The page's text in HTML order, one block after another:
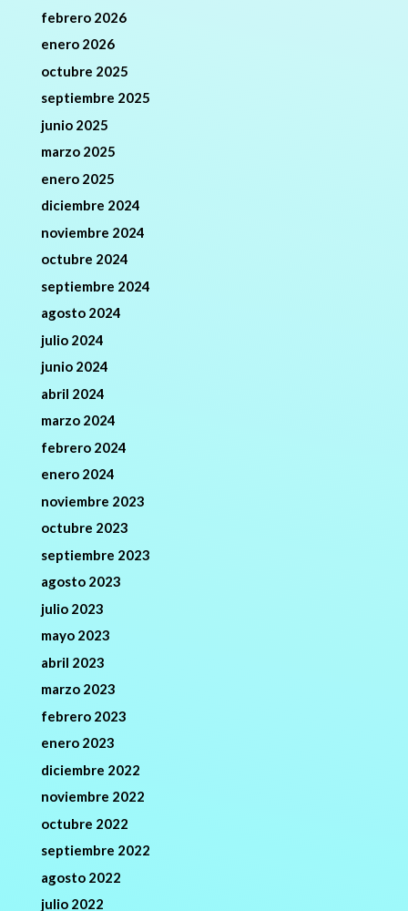
febrero 2026
enero 2026
octubre 2025
septiembre 2025
junio 2025
marzo 2025
enero 2025
diciembre 2024
noviembre 2024
octubre 2024
septiembre 2024
agosto 2024
julio 2024
junio 2024
abril 2024
marzo 2024
febrero 2024
enero 2024
noviembre 2023
octubre 2023
septiembre 2023
agosto 2023
julio 2023
mayo 2023
abril 2023
marzo 2023
febrero 2023
enero 2023
diciembre 2022
noviembre 2022
octubre 2022
septiembre 2022
agosto 2022
julio 2022